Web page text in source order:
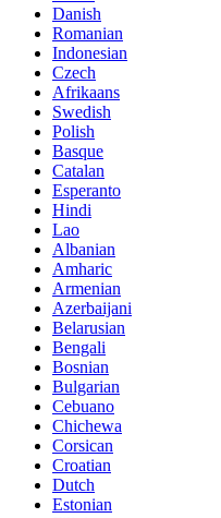
Danish
Romanian
Indonesian
Czech
Afrikaans
Swedish
Polish
Basque
Catalan
Esperanto
Hindi
Lao
Albanian
Amharic
Armenian
Azerbaijani
Belarusian
Bengali
Bosnian
Bulgarian
Cebuano
Chichewa
Corsican
Croatian
Dutch
Estonian